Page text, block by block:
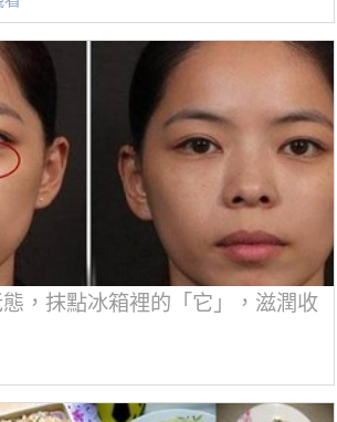
，抹點冰箱裡的「它」，滋潤收